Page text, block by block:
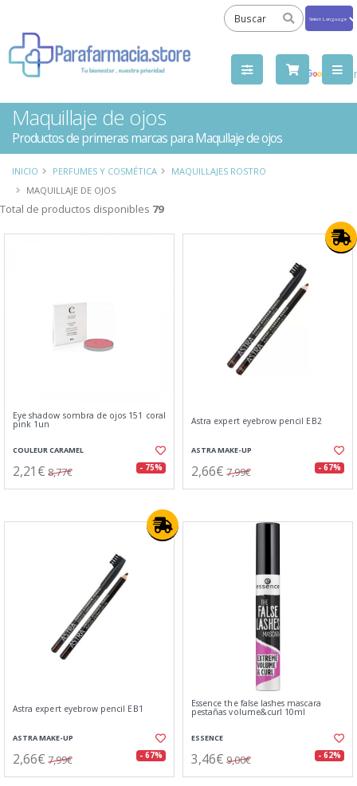
by
Maquillaje de ojos
Productos de primeras marcas para Maqullaje de ojos
INICIO PERFUMES Y COSMÉTICA
MAQUILLAJES ROSTRO
MAQUILLAJE DE OJOS
Total de productos disponibles 79
Eye shadow sombra de ojos 151 coral
pink 1un
COULEUR CARAMEL
2,21€ 8,77€ - 75%
Astra expert eyebrow pencil EB2
ASTRA MAKE-UP
2,66€ 7,99€ - 67%
Astra expert eyebrow pencil EB1
ASTRA MAKE-UP
2,66€ 7,99€ - 67%
Essence the false lashes mascara
pestañas volume&curl 10ml
ESSENCE
3,46€ 9,00€ - 62%